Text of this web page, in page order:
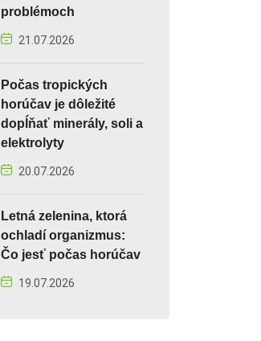
problémoch
21.07.2026
Počas tropických
horúčav je dôležité
dopĺňať minerály, soli a
elektrolyty
20.07.2026
Letná zelenina, ktorá
ochladí organizmus:
Čo jesť počas horúčav
19.07.2026